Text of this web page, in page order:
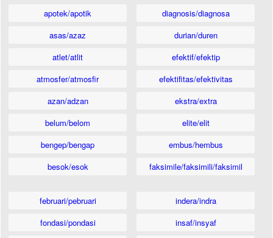
apotek/apotik
asas/azaz
atlet/atlit
atmosfer/atmosfir
azan/adzan
belum/belom
bengep/bengap
besok/esok
diagnosis/diagnosa
durian/duren
efektif/efektip
efektifitas/efektivitas
ekstra/extra
elite/elit
embus/hembus
faksimile/faksimili/faksimil
februari/pebruari
fondasi/pondasi
indera/indra
insaf/insyaf